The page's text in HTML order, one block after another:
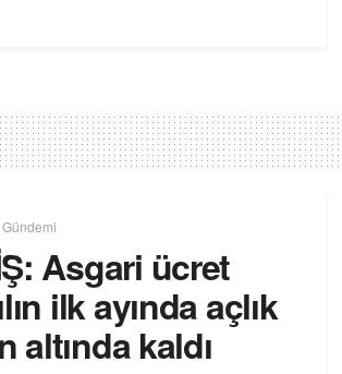
Asgari ücret
ilk ayında açlık
altında kaldı